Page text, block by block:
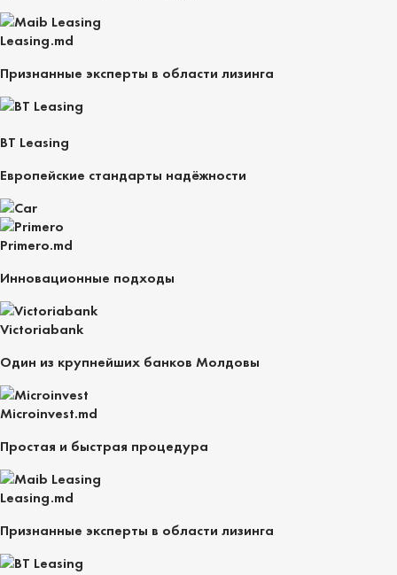
Leasing.md
Признанные эксперты в области лизинга
BT Leasing
Европейские стандарты надёжности
Primero.md
Инновационные подходы
Victoriabank
Один из крупнейших банков Молдовы
Microinvest.md
Простая и быстрая процедура
Leasing.md
Признанные эксперты в области лизинга